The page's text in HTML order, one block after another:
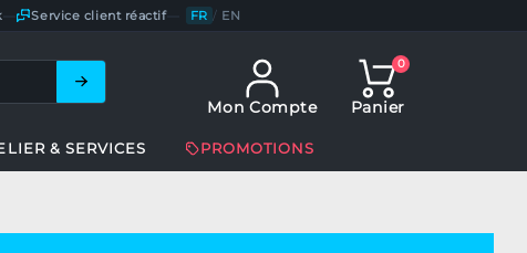
Service client réactif— FR / EN
Mon Compte
0
Panier
& SERVICES PROMOTIONS